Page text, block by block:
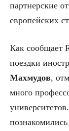
партнерские
европейских
Как сообщает
поездки
Махмудов,
много